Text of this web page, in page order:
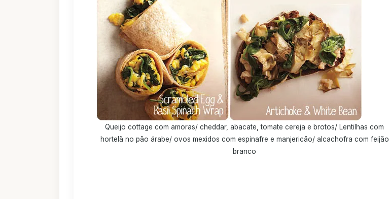
Queijo cottage com amoras/ cheddar, abacate, tomate cereja e brotos/ Lentilhas com
hortelã no pão árabe/ ovos mexidos com espinafre e manjericão/ alcachofra com feijão
branco